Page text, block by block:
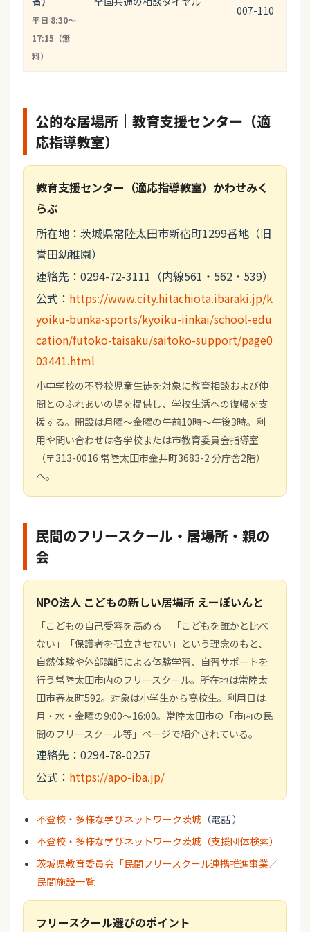
平日 8:30〜
17:15（無
料）
007-110
公的な居場所｜教育支援センター（適
応指導教室）
教育支援センター（適応指導教室）かわせみく
らぶ
所在地：茨城県常陸太田市新宿町1299番地（旧
誉田幼稚園）
連絡先：0294-72-3111（内線561・562・539）
公式： https://www.city.hitachiota.ibaraki.jp/k
yoiku-bunka-sports/kyoiku-iinkai/school-edu
cation/futoko-taisaku/saitoko-support/page0
03441.html
小中学校の不登校児童生徒を対象に教育相談および仲
間とのふれあいの場を提供し、学校生活への復帰を支
援する。開設は月曜～金曜の午前10時～午後3時。利
用や問い合わせは各学校または市教育委員会指導室
（〒313-0016 常陸太田市金井町3683-2 分庁舎2階）
へ。
民間のフリースクール・居場所・親の
会
NPO法人 こどもの新しい居場所 えーぽいんと
「こどもの自己受容を高める」「こどもを誰かと比べ
ない」「保護者を孤立させない」という理念のもと、
自然体験や外部講師による体験学習、自習サポートを
行う常陸太田市内のフリースクール。所在地は常陸太
田市春友町592。対象は小学生から高校生。利用日は
月・水・金曜の9:00～16:00。常陸太田市の「市内の民
間のフリースクール等」ページで紹介されている。
連絡先：0294-78-0257
公式： https://apo-iba.jp/
不登校・多様な学びネットワーク茨城 （電話 ）
不登校・多様な学びネットワーク茨城（支援団体検索）
茨城県教育委員会「民間フリースクール連携推進事業／
民間施設一覧」
フリースクール選びのポイント